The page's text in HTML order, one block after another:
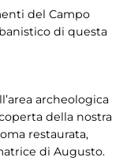
del Campo
di questa
archeologica
della nostra
restaurata,
di Augusto.